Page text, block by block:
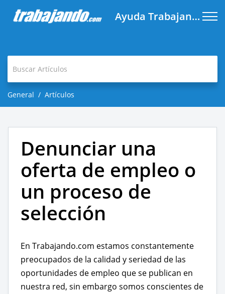
Ayuda Trabajando.com
General Artículos
Denunciar una
oferta de empleo o
un proceso de
selección
En Trabajando.com estamos constantemente
preocupados de la calidad y seriedad de las
oportunidades de empleo que se publican en
nuestra red, sin embargo somos conscientes de